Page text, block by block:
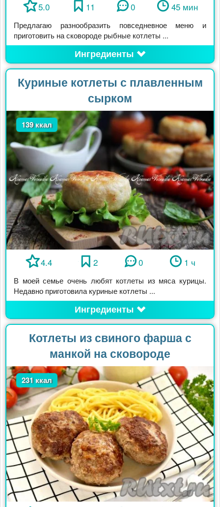
5.0 11 0 45 мин
Предлагаю разнообразить повседневное меню и
приготовить на сковороде рыбные котлеты ...
Ингредиенты
Куриные котлеты с плавленным
сырком
139 ккал
4.4 2 0 1 ч
В моей семье очень любят котлеты из мяса курицы.
Недавно приготовила куриные котлеты ...
Ингредиенты
Котлеты из свиного фарша с
манкой на сковороде
231 ккал